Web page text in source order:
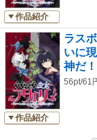
作品紹介
作品紹介
ラス
いに
神だ！
56pt/61